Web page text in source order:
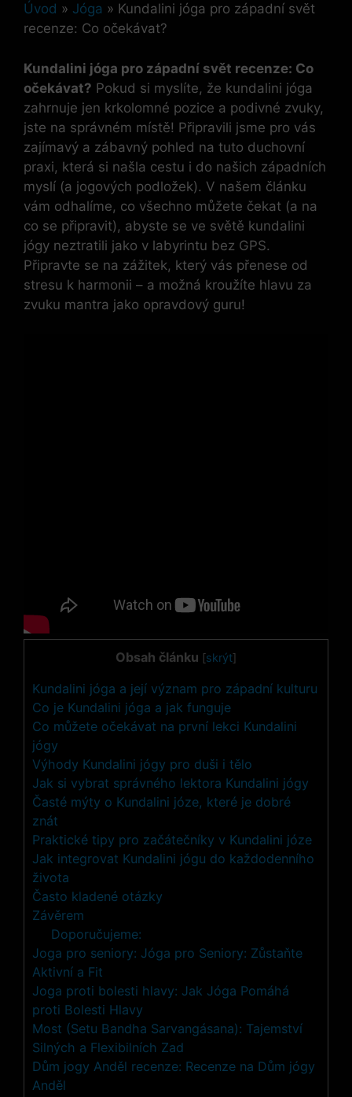
Úvod » Jóga » Kundalini jóga pro západní svět
recenze: Co očekávat?
Kundalini jóga pro západní svět recenze: Co
očekávat? Pokud si myslíte, že kundalini jóga
zahrnuje jen krkolomné pozice a podivné zvuky,
jste na správném místě! Připravili jsme pro vás
zajímavý a zábavný pohled na tuto duchovní
praxi, která si našla cestu i do našich západních
myslí (a jogových podložek). V našem článku
vám odhalíme, co všechno můžete čekat (a na
co se připravit), abyste se ve světě kundalini
jógy neztratili jako v labyrintu bez GPS.
Připravte se na zážitek, který vás přenese od
stresu k harmonii – a možná kroužíte hlavu za
zvuku mantra jako opravdový guru!
Obsah článku [skrýt]
Kundalini jóga a její význam pro západní kulturu
Co je Kundalini jóga a jak funguje
Co můžete očekávat na první lekci Kundalini
jógy
Výhody Kundalini jógy pro duši i tělo
Jak si vybrat správného lektora Kundalini jógy
Časté mýty o Kundalini józe, které je dobré
znát
Praktické tipy pro začátečníky v Kundalini józe
Jak integrovat Kundalini jógu do každodenního
života
Často kladené otázky
Závěrem
Doporučujeme:
Joga pro seniory: Jóga pro Seniory: Zůstaňte
Aktivní a Fit
Joga proti bolesti hlavy: Jak Jóga Pomáhá
proti Bolesti Hlavy
Most (Setu Bandha Sarvangásana): Tajemství
Silných a Flexibilních Zad
Dům jogy Anděl recenze: Recenze na Dům jógy
Anděl